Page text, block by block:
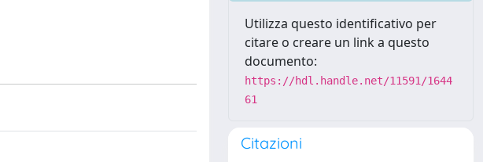
Utilizza questo identificativo per
citare o creare un link a questo
documento:
https://hdl.handle.net/11591/1644
61
Citazioni